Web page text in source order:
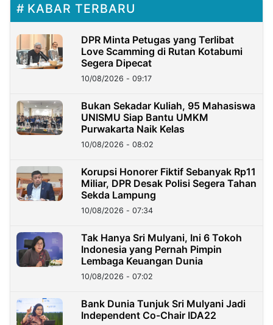
KABAR TERBARU
DPR Minta Petugas yang Terlibat
Love Scamming di Rutan Kotabumi
Segera Dipecat
10/08/2026 - 09:17
Bukan Sekadar Kuliah, 95 Mahasiswa
UNISMU Siap Bantu UMKM
Purwakarta Naik Kelas
10/08/2026 - 08:02
Korupsi Honorer Fiktif Sebanyak Rp11
Miliar, DPR Desak Polisi Segera Tahan
Sekda Lampung
10/08/2026 - 07:34
Tak Hanya Sri Mulyani, Ini 6 Tokoh
Indonesia yang Pernah Pimpin
Lembaga Keuangan Dunia
10/08/2026 - 07:02
Bank Dunia Tunjuk Sri Mulyani Jadi
Independent Co-Chair IDA22